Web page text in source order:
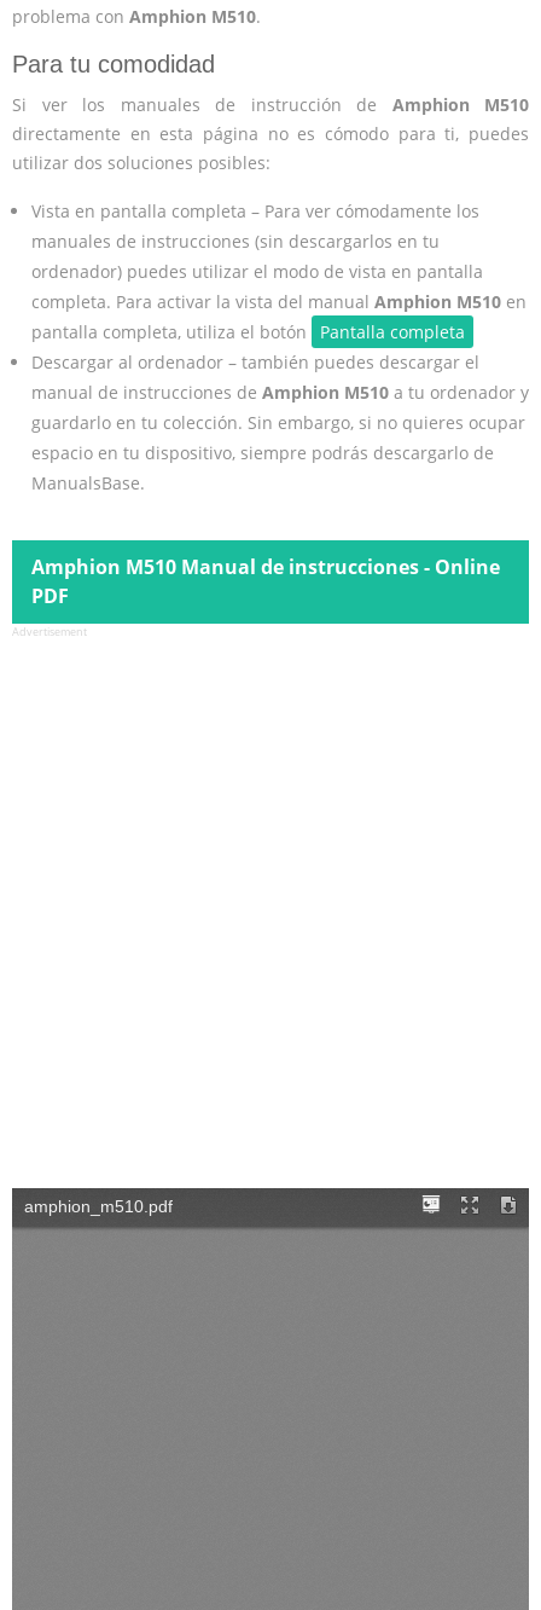
problema con Amphion M510.
Para tu comodidad
Si ver los manuales de instrucción de Amphion M510
directamente en esta página no es cómodo para ti, puedes
utilizar dos soluciones posibles:
Vista en pantalla completa – Para ver cómodamente los
manuales de instrucciones (sin descargarlos en tu
ordenador) puedes utilizar el modo de vista en pantalla
completa. Para activar la vista del manual Amphion M510en
pantalla completa, utiliza el botón
Pantalla completa
Descargar al ordenador – también puedes descargar el
manual de instrucciones de Amphion M510a tu ordenador y
guardarlo en tu colección. Sin embargo, si no quieres ocupar
espacio en tu dispositivo, siempre podrás descargarlo de
ManualsBase.
Amphion M510 Manual de instrucciones - Online
PDF
Advertisement